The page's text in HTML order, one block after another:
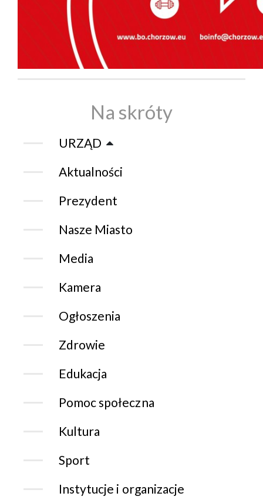
Na skróty
URZĄD
Aktualności
Prezydent
Nasze Miasto
Media
Kamera
Ogłoszenia
Zdrowie
Edukacja
Pomoc społeczna
Kultura
Sport
Instytucje i organizacje